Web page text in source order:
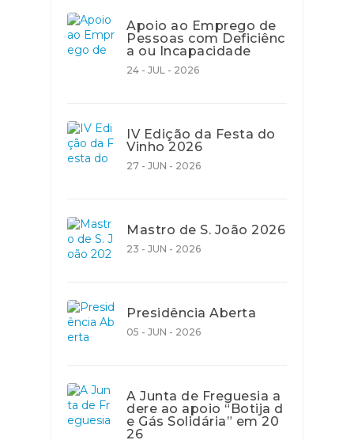
Apoio ao Emprego de
Pessoas com Deficiênc
a ou Incapacidade
24 - JUL - 2026
IV Edição da Festa do
Vinho 2026
27 - JUN - 2026
Mastro de S. João 2026
23 - JUN - 2026
Presidência Aberta
05 - JUN - 2026
A Junta de Freguesia a
dere ao apoio “Botija d
e Gás Solidária” em 20
26